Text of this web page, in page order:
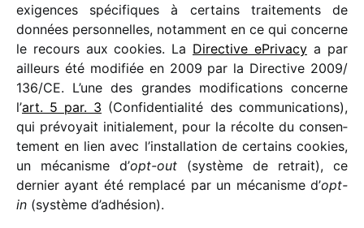
exigences spéci­fiques à certains trai­te­ments de
données person­nelles, notam­ment en ce qui concerne
le recours aux cookies. La Directive ePrivacy a par
ailleurs été modi­fiée en 2009 par la Directive 2009/​
136/​CE. L’une des grandes modi­fi­ca­tions concerne
l’art. 5 par. 3 (Confidentialité des commu­ni­ca­tions),
qui prévoyait initia­le­ment, pour la récolte du consen­
te­ment en lien avec l’installation de certains cookies,
un méca­nisme d’opt-out (système de retrait), ce
dernier ayant été remplacé par un méca­nisme d’opt-
in (système d’adhésion).